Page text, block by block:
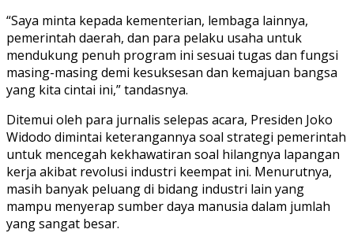
“Saya minta kepada kementerian, lembaga lainnya,
pemerintah daerah, dan para pelaku usaha untuk
mendukung penuh program ini sesuai tugas dan fungsi
masing-masing demi kesuksesan dan kemajuan bangsa
yang kita cintai ini,” tandasnya.
Ditemui oleh para jurnalis selepas acara, Presiden Joko
Widodo dimintai keterangannya soal strategi pemerintah
untuk mencegah kekhawatiran soal hilangnya lapangan
kerja akibat revolusi industri keempat ini. Menurutnya,
masih banyak peluang di bidang industri lain yang
mampu menyerap sumber daya manusia dalam jumlah
yang sangat besar.